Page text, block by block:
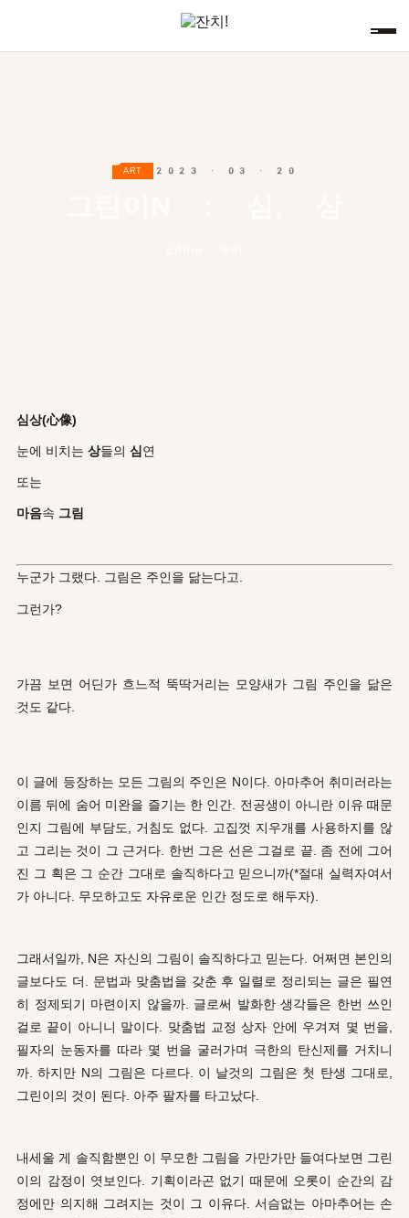
ART 2023 · 03 · 20
심상(心像)
눈에 비치는 상들의 심연
또는
마음속 그림
누군가 그랬다. 그림은 주인을 닮는다고.
그런가?
가끔 보면 어딘가 흐느적 뚝딱거리는 모양새가 그림 주인을 닮은
것도 같다.
이 글에 등장하는 모든 그림의 주인은 N이다. 아마추어 취미러라는
이름 뒤에 숨어 미완을 즐기는 한 인간. 전공생이 아니란 이유 때문
인지 그림에 부담도, 거침도 없다. 고집껏 지우개를 사용하지를 않
고 그리는 것이 그 근거다. 한번 그은 선은 그걸로 끝. 좀 전에 그어
진 그 획은 그 순간 그대로 솔직하다고 믿으니까(*절대 실력자여서
가 아니다. 무모하고도 자유로운 인간 정도로 해두자).
그래서일까, N은 자신의 그림이 솔직하다고 믿는다. 어쩌면 본인의
글보다도 더. 문법과 맞춤법을 갖춘 후 일렬로 정리되는 글은 필연
히 정제되기 마련이지 않을까. 글로써 발화한 생각들은 한번 쓰인
걸로 끝이 아니니 말이다. 맞춤법 교정 상자 안에 우겨져 몇 번을,
필자의 눈동자를 따라 몇 번을 굴러가며 극한의 탄신제를 거치니
까. 하지만 N의 그림은 다르다. 이 날것의 그림은 첫 탄생 그대로,
그린이의 것이 된다. 아주 팔자를 타고났다.
내세울 게 솔직함뿐인 이 무모한 그림을 가만가만 들여다보면 그린
이의 감정이 엿보인다. 기획이라곤 없기 때문에 오롯이 순간의 감
정에만 의지해 그려지는 것이 그 이유다. 서슴없는 아마추어는 손